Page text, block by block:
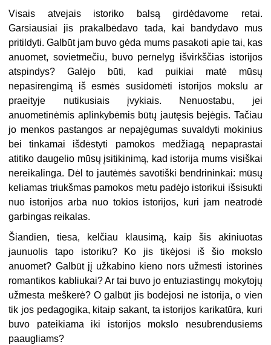
Visais atvejais istoriko balsą girdėdavome retai.
Garsiausiai jis prakalbėdavo tada, kai bandydavo mus
pritildyti. Galbūt jam buvo gėda mums pasakoti apie tai, kas
anuomet, sovietmečiu, buvo pernelyg išvirkščias istorijos
atspindys? Galėjo būti, kad puikiai matė mūsų
nepasirengimą iš esmės susidomėti istorijos mokslu ar
praeityje nutikusiais įvykiais. Nenuostabu, jei
anuometinėmis aplinkybėmis būtų jautęsis bejėgis. Tačiau
jo menkos pastangos ar nepajėgumas suvaldyti mokinius
bei tinkamai išdėstyti pamokos medžiagą nepaprastai
atitiko daugelio mūsų įsitikinimą, kad istorija mums visiškai
nereikalinga. Dėl to jautėmės savotiški bendrininkai: mūsų
keliamas triukšmas pamokos metu padėjo istorikui išsisukti
nuo istorijos arba nuo tokios istorijos, kuri jam neatrodė
garbingas reikalas.
Šiandien, tiesa, kelčiau klausimą, kaip šis akiniuotas
jaunuolis tapo istoriku? Ko jis tikėjosi iš šio mokslo
anuomet? Galbūt jį užkabino kieno nors užmesti istorinės
romantikos kabliukai? Ar tai buvo jo entuziastingų mokytojų
užmesta meškerė? O galbūt jis bodėjosi ne istorija, o vien
tik jos pedagogika, kitaip sakant, ta istorijos karikatūra, kuri
buvo pateikiama iki istorijos mokslo nesubrendusiems
paaugliams?